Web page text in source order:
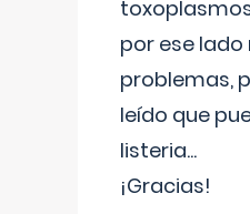
por ese
problemas,
leído que
listeria...
¡Gracias!